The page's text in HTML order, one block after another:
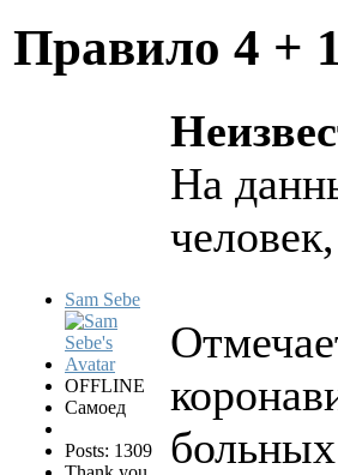
Правило 4 +
Sam Sebe
OFFLINE
Самоед
Posts: 1309
На